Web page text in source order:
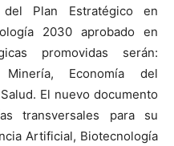
Plan Estratégico en
2030 aprobado en
promovidas serán:
Economía del
El nuevo documento
transversales para su
Artificial, Biotecnología